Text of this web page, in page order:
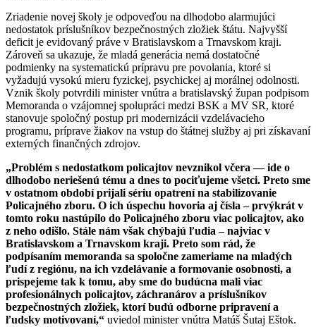
Zriadenie novej školy je odpoveďou na dlhodobo alarmujúci
nedostatok príslušníkov bezpečnostných zložiek štátu. Najvyšší
deficit je evidovaný práve v Bratislavskom a Trnavskom kraji.
Zároveň sa ukazuje, že mladá generácia nemá dostatočné
podmienky na systematickú prípravu pre povolania, ktoré si
vyžadujú vysokú mieru fyzickej, psychickej aj morálnej odolnosti.
Vznik školy potvrdili minister vnútra a bratislavský župan podpisom
Memoranda o vzájomnej spolupráci medzi BSK a MV SR, ktoré
stanovuje spoločný postup pri modernizácii vzdelávacieho
programu, príprave žiakov na vstup do štátnej služby aj pri získavaní
externých finančných zdrojov.
„Problém s nedostatkom policajtov nevznikol včera — ide o
dlhodobo neriešenú tému a dnes to pociťujeme všetci. Preto sme
v ostatnom období prijali sériu opatrení na stabilizovanie
Policajného zboru. O ich úspechu hovoria aj čísla – prvýkrát v
tomto roku nastúpilo do Policajného zboru viac policajtov, ako
z neho odišlo. Stále nám však chýbajú ľudia – najviac v
Bratislavskom a Trnavskom kraji. Preto som rád, že
podpísaním memoranda sa spoločne zameriame na mladých
ľudí z regiónu, na ich vzdelávanie a formovanie osobnosti, a
prispejeme tak k tomu, aby sme do budúcna mali viac
profesionálnych policajtov, záchranárov a príslušníkov
bezpečnostných zložiek, ktorí budú odborne pripravení a
ľudsky motivovaní,“ uviedol minister vnútra Matúš Šutaj Eštok.